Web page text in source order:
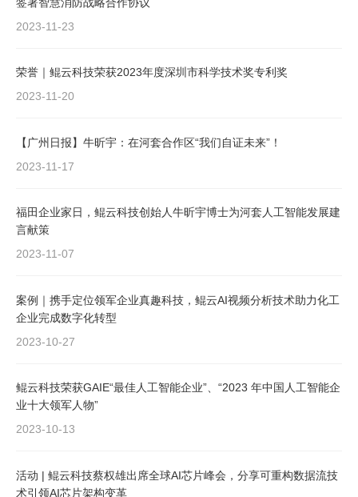
2023-11-23
荣誉｜鲲云科技荣获2023年度深圳市科学技术奖专利奖
2023-11-20
【广州日报】牛昕宇：在河套合作区“我们自证未来”！
2023-11-17
福田企业家日，鲲云科技创始人牛昕宇博士为河套人工智能发展建
言献策
2023-11-07
案例｜携手定位领军企业真趣科技，鲲云AI视频分析技术助力化工
企业完成数字化转型
2023-10-27
鲲云科技荣获GAIE“最佳人工智能企业”、“2023 年中国人工智能企
业十大领军人物”
2023-10-13
活动 | 鲲云科技蔡权雄出席全球AI芯片峰会，分享可重构数据流技
术引领AI芯片架构变革